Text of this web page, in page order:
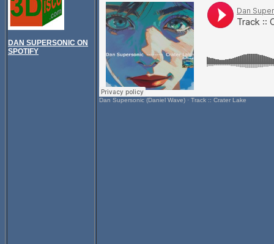
Dan Supersonic (Daniel Wave) · Track :: Crater Lake
DAN SUPERSONIC ON
SPOTIFY